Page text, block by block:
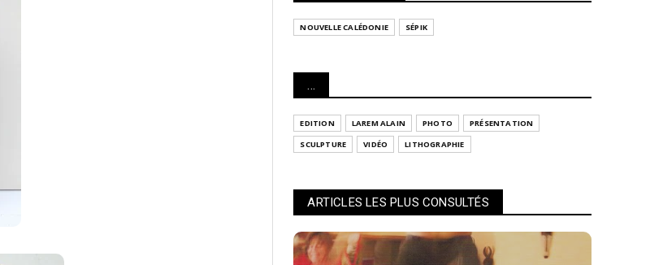
NOUVELLE CALÉDONIE SÉPIK
...
EDITION LAREM ALAIN PHOTO
PRÉSENTATION
SCULPTURE
VIDÉO LITHOGRAPHIE
ARTICLES LES PLUS CONSULTÉS